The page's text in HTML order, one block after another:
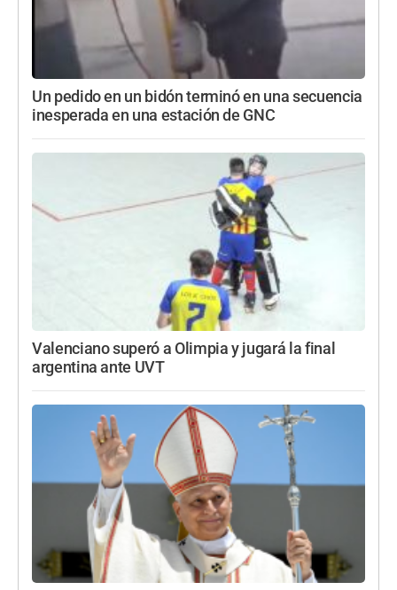
Un pedido en un bidón terminó en una secuencia
inesperada en una estación de GNC
Valenciano superó a Olimpia y jugará la final
argentina ante UVT